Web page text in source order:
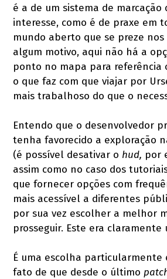
é a de um sistema de marcação
interesse, como é de praxe em
mundo aberto que se preze nos
algum motivo, aqui não há a
ponto no mapa para referência
o que faz com que viajar por
mais trabalhoso do que o
Entendo que o desenvolvedor
tenha favorecido a exploração
(é possível desativar o hud, por
assim como no caso dos
que fornecer opções com
mais acessível a diferentes
por sua vez escolher a melhor
prosseguir. Este era claramente
É uma escolha particularmente
fato de que desde o último